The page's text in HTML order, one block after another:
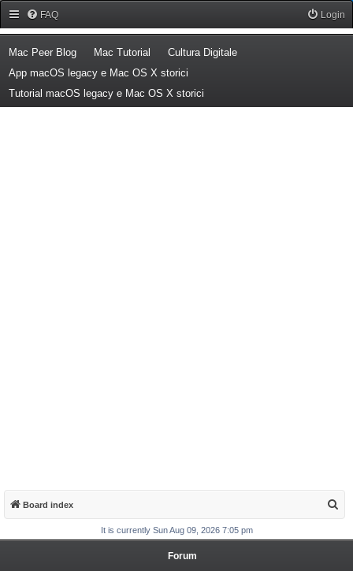
FAQ Login
Mac Peer Blog(Opens a new tab)
Mac Tutorial (Opens a new tab)
Cultura Digitale(Opens a new tab)
App macOS legacy e Mac OS X storici
Tutorial macOS legacy e Mac OS X storici
Board index
a
It is currently Sun Aug 09, 2026 7:05 pm
Forum